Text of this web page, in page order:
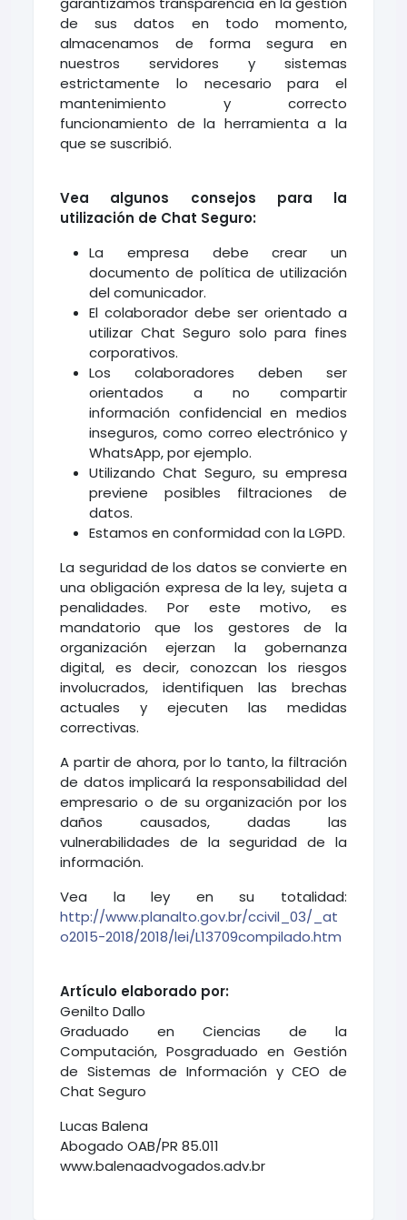
de sus datos en todo momento,
almacenamos de forma segura en
nuestros servidores y sistemas
estrictamente lo necesario para el
mantenimiento y correcto
funcionamiento de la herramienta a la
que se suscribió.
Vea algunos consejos para la
utilización de Chat Seguro:
La empresa debe crear un
documento de política de utilización
del comunicador.
El colaborador debe ser orientado a
utilizar Chat Seguro solo para fines
corporativos.
Los colaboradores deben ser
orientados a no compartir
información confidencial en medios
inseguros, como correo electrónico y
WhatsApp, por ejemplo.
Utilizando Chat Seguro, su empresa
previene posibles filtraciones de
datos.
Estamos en conformidad con la LGPD.
La seguridad de los datos se convierte en
una obligación expresa de la ley, sujeta a
penalidades. Por este motivo, es
mandatorio que los gestores de la
organización ejerzan la gobernanza
digital, es decir, conozcan los riesgos
involucrados, identifiquen las brechas
actuales y ejecuten las medidas
correctivas.
A partir de ahora, por lo tanto, la filtración
de datos implicará la responsabilidad del
empresario o de su organización por los
daños causados, dadas las
vulnerabilidades de la seguridad de la
información.
Vea la ley en su totalidad:
http://www.planalto.gov.br/ccivil_03/_at
o2015-2018/2018/lei/L13709compilado.htm
Artículo elaborado por:
Genilto Dallo
Graduado en Ciencias de la
Computación, Posgraduado en Gestión
de Sistemas de Información y CEO de
Chat Seguro
Lucas Balena
Abogado OAB/PR 85.011
www.balenaadvogados.adv.br